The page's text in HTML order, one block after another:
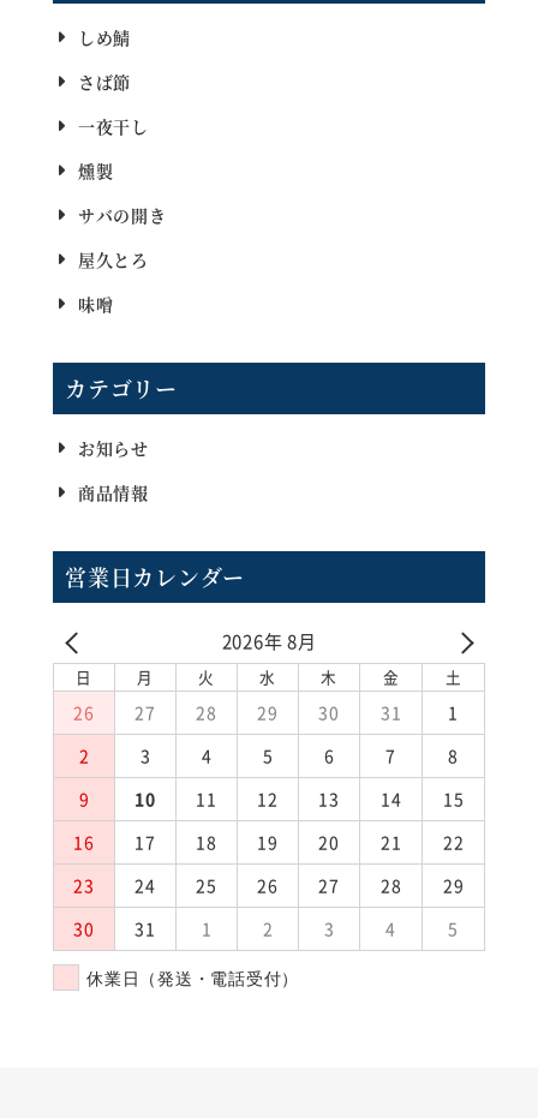
しめ鯖
さば節
一夜干し
燻製
サバの開き
屋久とろ
味噌
カテゴリー
お知らせ
商品情報
営業日カレンダー
2026年 8月
日 月 火 水 木 金 土
26 27 28 29 30 31
1
2
3 4 5 6 7
8
9
10 11 12 13 14
15
16
17 18 19 20 21
22
23
24 25 26 27 28
29
30
31 1 2 3 4 5
休業日（発送・電話受付）